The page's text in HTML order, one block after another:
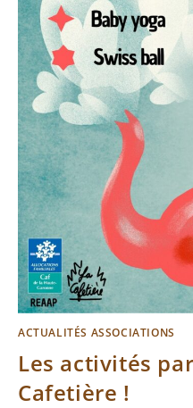
ACTUALITÉS ASSOCIATIONS
Les activités
Cafetière !